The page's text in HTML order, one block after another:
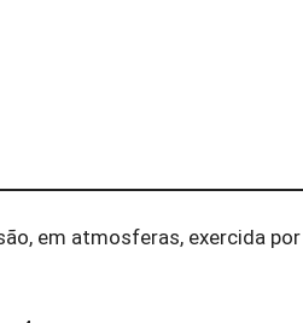
em atmosferas, exercida